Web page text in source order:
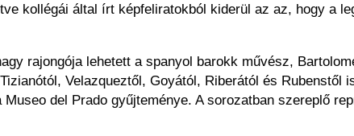
kollégái által írt képfeliratokból kiderül az az, hogy a
rajongója lehetett a spanyol barokk művész,
Velazqueztől, Goyától, Riberától és Rubenstől
del Prado gyűjteménye. A sorozatban szereplő